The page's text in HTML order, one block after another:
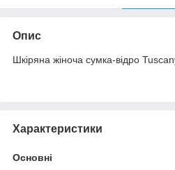
Опис
Шкіряна жіноча сумка-відро
Характеристики
Основні